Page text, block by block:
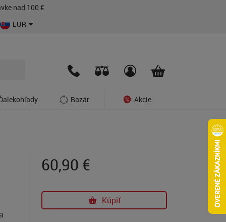
nad 100 €
EUR
Bazár Akcie
60,90 €
Kúpiť